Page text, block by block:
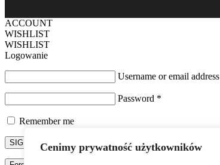
Cenimy prywatność użytkowników
ACCOUNT
WISHLIST
WISHLIST
Logowanie
Username or email address
Password *
Remember me
SIGN IN